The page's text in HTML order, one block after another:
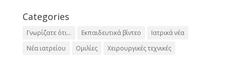
Categories
Γνωρίζατε ότι... Εκπαιδευτικά βίντεο
Ιατρικά νέα
Νέα ιατρείου
Ομιλίες Χειρουργικές τεχνικές